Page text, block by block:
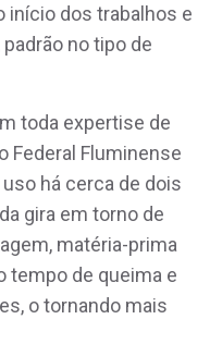
início dos trabalhos e
no tipo de
toda expertise de
Federal Fluminense
há cerca de dois
gira em torno de
matéria-prima
tempo de queima e
o tornando mais